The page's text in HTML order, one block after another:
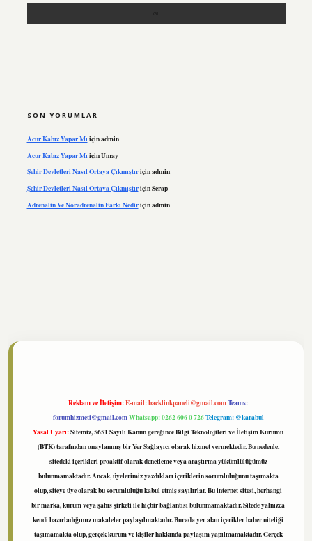
SON YORUMLAR
Acur Kabız Yapar Mıiçinadmin
Acur Kabız Yapar Mı içinUmay
Şehir Devletleri Nasıl Ortaya Çıkmıştıriçinadmin
Şehir Devletleri Nasıl Ortaya ÇıkmıştıriçinSerap
Adrenalin Ve Noradrenalin Farkı Nediriçinadmin
Reklam ve İletişim:E-mail:backlinkpaneli@gmail.comTeams:
forumhizmeti@gmail.comWhatsapp: 0262 606 0 726Telegram: @karabul
Yasal Uyarı:Sitemiz, 5651 Sayılı Kanun gereğince Bilgi Teknolojileri ve İletişim Kurumu
(BTK) tarafından onaylanmış bir Yer Sağlayıcı olarak hizmet vermektedir. Bu nedenle,
sitedeki içerikleri proaktif olarak denetleme veya araştırma yükümlülüğümüz
bulunmamaktadır. Ancak, üyelerimiz yazdıkları içeriklerin sorumluluğunu taşımakta
olup, siteye üye olarak bu sorumluluğu kabul etmiş sayılırlar. Bu internet sitesi, herhangi
bir marka, kurum veya şahıs şirketi ile hiçbir bağlantısı bulunmamaktadır. Sitede yalnızca
kendi hazırladığımız makaleler paylaşılmaktadır. Burada yer alan içerikler haber niteliği
taşımamakta olup, gerçek kurum ve kişiler hakkında paylaşım yapılmamaktadır. Gerçek